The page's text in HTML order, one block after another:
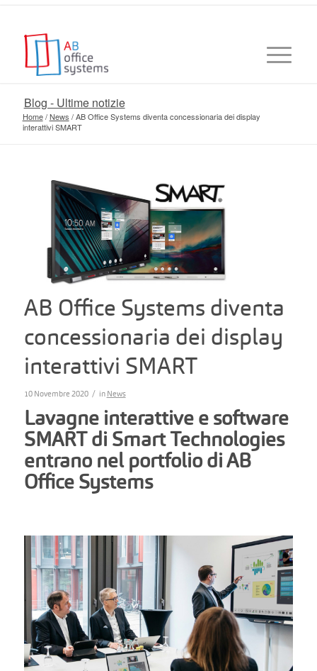
Blog - Ultime notizie
Home/News /AB Office Systems diventa concessionaria dei display
interattivi SMART
AB Office Systems diventa
concessionaria dei display
interattivi SMART
10 Novembre 2020 / in News
Lavagne interattive e software
SMART di Smart Technologies
entrano nel portfolio di AB
Office Systems